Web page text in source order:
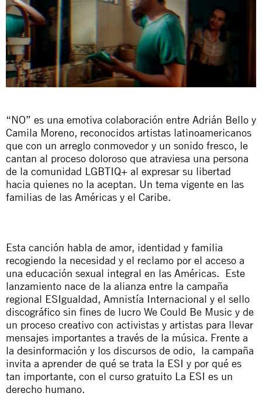
“NO” es una emotiva colaboración entre Adrián Bello y
Camila Moreno, reconocidos artistas latinoamericanos
que con un arreglo conmovedor y un sonido fresco, le
cantan al proceso doloroso que atraviesa una persona
de la comunidad LGBTIQ+ al expresar su libertad
hacia quienes no la aceptan. Un tema vigente en las
familias de las Américas y el Caribe.
Esta canción habla de amor, identidad y familia
recogiendo la necesidad y el reclamo por el acceso a
una educación sexual integral en las Américas. Este
lanzamiento nace de la alianza entre la campaña
regional ESIgualdad, Amnistía Internacional y el sello
discográfico sin fines de lucro We Could Be Music y de
un proceso creativo con activistas y artistas para llevar
mensajes importantes a través de la música. Frente a
la desinformación y los discursos de odio, la campaña
invita a aprender de qué se trata la ESI y por qué es
tan importante, con el curso gratuito La ESI es un
derecho humano.